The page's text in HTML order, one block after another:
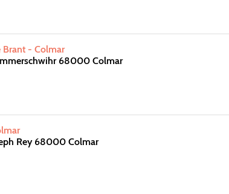
Brant - Colmar
68000 Colmar
Rey 68000 Colmar